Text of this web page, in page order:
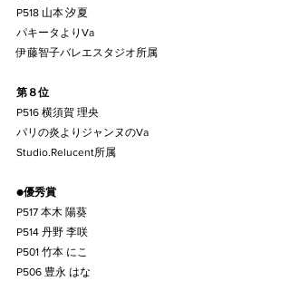
P518 山本 汐夏
パキータよりVa
伊藤智子バレエスタジオ所属
第８位
P516 横須賀 理央
パリの炎よりジャンヌのVa
Studio.Relucent所属
●優秀賞
P517 本木 陽葵
P514 丹野 李咲
P501 竹本 にこ
P506 豊永 はな